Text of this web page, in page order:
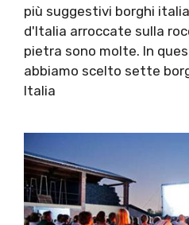
più suggestivi borghi
d'Italia arroccate sulla
pietra sono molte. In
abbiamo scelto sette
Italia